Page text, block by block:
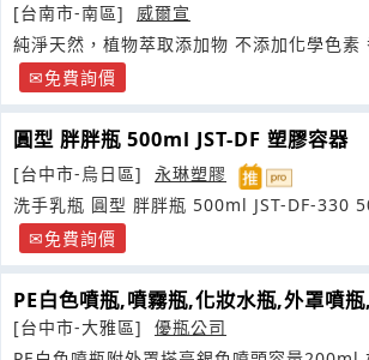
[台南市-南區]
威爾宣
純淨天然，植物萃取添加物 不添加化學色素
佛手柑免費詢價
圓型 胖胖瓶 500ml JST-DF 塑膠容器
[台中市-烏日區]
永琳塑膠
洗手乳瓶 圓型 胖胖瓶 500ml JST-DF-330
免費詢價
PE白色噴瓶,噴霧瓶,化妝水瓶,外罩噴
[台中市-大雅區]
優瓶公司